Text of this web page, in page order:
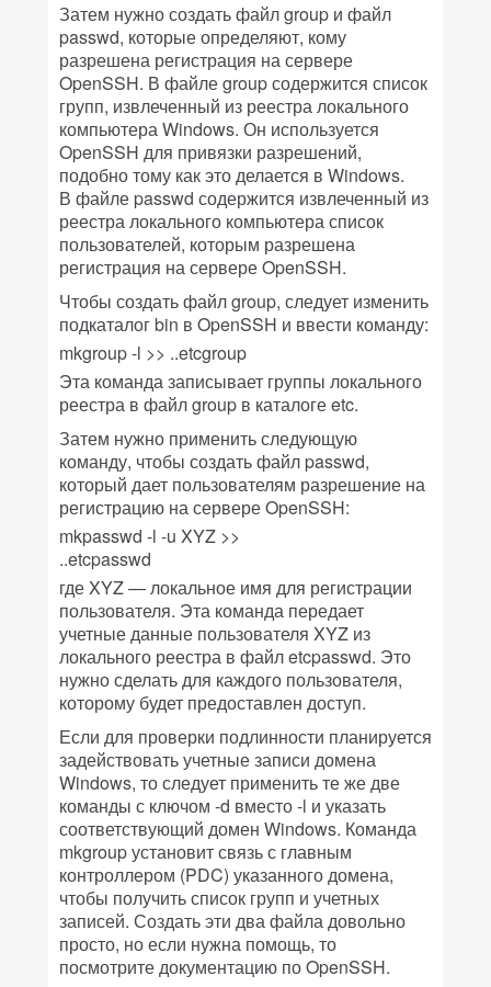
Затем нужно создать файл group и файл
passwd, которые определяют, кому
разрешена регистрация на сервере
OpenSSH. В файле group содержится список
групп, извлеченный из реестра локального
компьютера Windows. Он используется
OpenSSH для привязки разрешений,
подобно тому как это делается в Windows.
В файле passwd содержится извлеченный из
реестра локального компьютера список
пользователей, которым разрешена
регистрация на сервере OpenSSH.
Чтобы создать файл group, следует изменить
подкаталог bin в OpenSSH и ввести команду:
mkgroup -l >> ..etcgroup
Эта команда записывает группы локального
реестра в файл group в каталоге etc.
Затем нужно применить следующую
команду, чтобы создать файл passwd,
который дает пользователям разрешение на
регистрацию на сервере OpenSSH:
mkpasswd -l -u XYZ >>
..etcpasswd
где XYZ — локальное имя для регистрации
пользователя. Эта команда передает
учетные данные пользователя XYZ из
локального реестра в файл etcpasswd. Это
нужно сделать для каждого пользователя,
которому будет предоставлен доступ.
Если для проверки подлинности планируется
задействовать учетные записи домена
Windows, то следует применить те же две
команды с ключом -d вместо -l и указать
соответствующий домен Windows. Команда
mkgroup установит связь с главным
контроллером (PDC) указанного домена,
чтобы получить список групп и учетных
записей. Создать эти два файла довольно
просто, но если нужна помощь, то
посмотрите документацию по OpenSSH.